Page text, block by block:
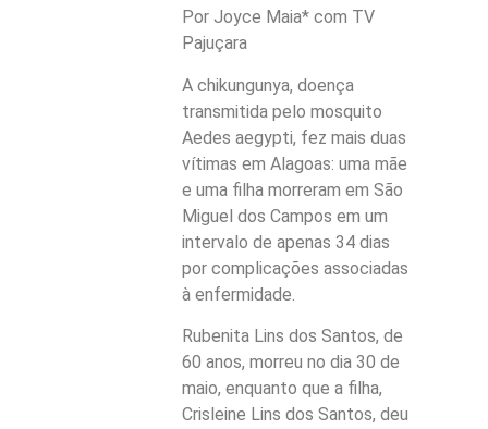
PorJoyce Maia* com TV
Pajuçara
A chikungunya, doença
transmitida pelo mosquito
Aedes aegypti, fez mais duas
vítimas em Alagoas: uma mãe
e uma filha morreram em São
Miguel dos Campos em um
intervalo de apenas 34 dias
por complicações associadas
à enfermidade.
Rubenita Lins dos Santos, de
60 anos, morreu no dia 30 de
maio, enquanto que a filha,
Crisleine Lins dos Santos, deu